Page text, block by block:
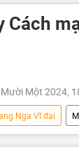
Cách
Một 2024,
Nga Vĩ đại
Tháng Mười Nga